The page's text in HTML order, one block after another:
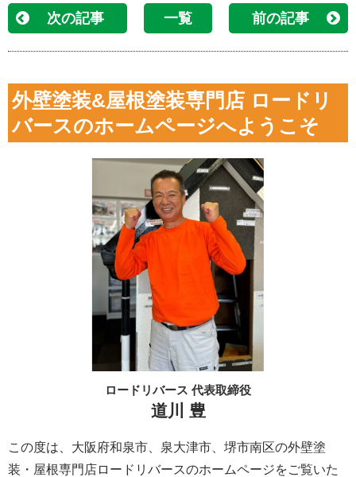
次の記事 一覧 前の記事
外壁塗装&屋根塗装専門店 ロードリ
バースのホームページへようこそ
ロードリバース 代表取締役
道川 豊
この度は、大阪府和泉市、泉大津市、堺市南区の外壁塗
装・屋根専門店ロードリバースのホームページをご覧いた